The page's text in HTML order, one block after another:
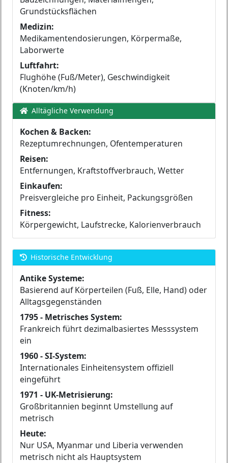
Grundstücksflächen
Medizin:
Medikamentendosierungen, Körpermaße,
Laborwerte
Luftfahrt:
Flughöhe (Fuß/Meter), Geschwindigkeit
(Knoten/km/h)
Alltägliche Verwendung
Kochen & Backen:
Rezeptumrechnungen, Ofentemperaturen
Reisen:
Entfernungen, Kraftstoffverbrauch, Wetter
Einkaufen:
Preisvergleiche pro Einheit, Packungsgrößen
Fitness:
Körpergewicht, Laufstrecke, Kalorienverbrauch
Historische Entwicklung
Antike Systeme:
Basierend auf Körperteilen (Fuß, Elle, Hand) oder
Alltagsgegenständen
1795 - Metrisches System:
Frankreich führt dezimalbasiertes Messsystem
ein
1960 - SI-System:
Internationales Einheitensystem offiziell
eingeführt
1971 - UK-Metrisierung:
Großbritannien beginnt Umstellung auf
metrisch
Heute:
Nur USA, Myanmar und Liberia verwenden
metrisch nicht als Hauptsystem